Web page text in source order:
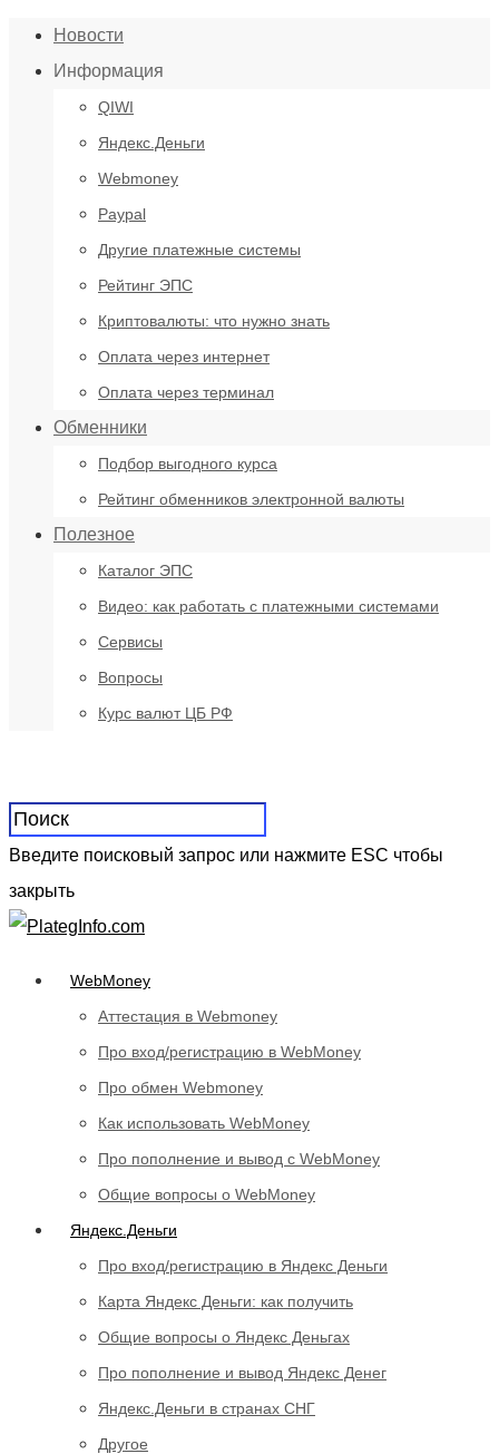
Новости
Информация
QIWI
Яндекс.Деньги
Webmoney
Paypal
Другие платежные системы
Рейтинг ЭПС
Криптовалюты: что нужно знать
Оплата через интернет
Оплата через терминал
Обменники
Подбор выгодного курса
Рейтинг обменников электронной валюты
Полезное
Каталог ЭПС
Видео: как работать с платежными системами
Сервисы
Вопросы
Курс валют ЦБ РФ
Введите поисковый запрос или нажмите ESC чтобы
закрыть
WebMoney
Аттестация в Webmoney
Про вход/регистрацию в WebMoney
Про обмен Webmoney
Как использовать WebMoney
Про пополнение и вывод с WebMoney
Общие вопросы о WebMoney
Яндекс.Деньги
Про вход/регистрацию в Яндекс Деньги
Карта Яндекс Деньги: как получить
Общие вопросы о Яндекс Деньгах
Про пополнение и вывод Яндекс Денег
Яндекс.Деньги в странах СНГ
Другое